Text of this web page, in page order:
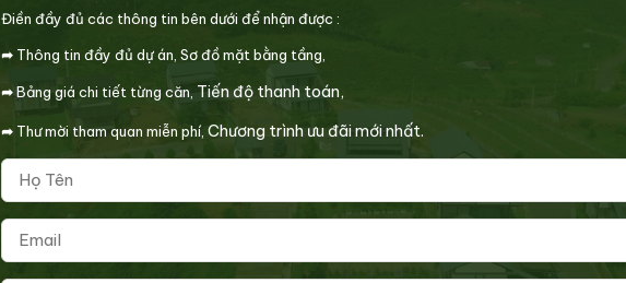
Điền đầy đủ các thông tin bên dưới để nhận được :
➦ Thông tin đầy đủ dự án, Sơ đồ mặt bằng tầng,
➦Bảng giá chi tiết từng căn, Tiến độ thanh toán,
➦ Thư mời tham quan miễn phí, Chương trình ưu đãi mới nhất.